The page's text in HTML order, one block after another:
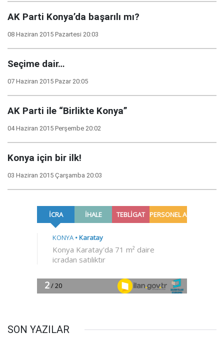
AK Parti Konya’da başarılı mı?
08 Haziran 2015 Pazartesi 20:03
Seçime dair…
07 Haziran 2015 Pazar 20:05
AK Parti ile “Birlikte Konya”
04 Haziran 2015 Perşembe 20:02
Konya için bir ilk!
03 Haziran 2015 Çarşamba 20:03
SON YAZILAR